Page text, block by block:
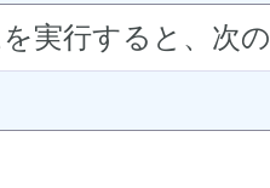
実行すると、次